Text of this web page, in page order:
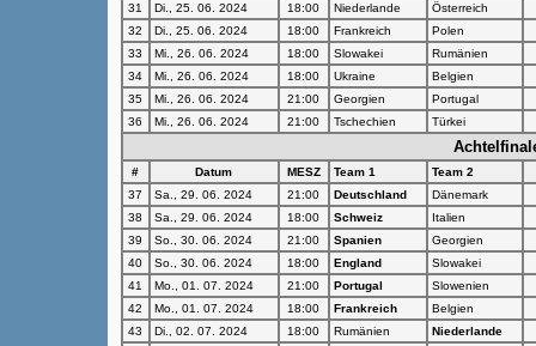
31
Di., 25. 06. 2024 18:00 Niederlande
Österreich
32
Di., 25. 06. 2024 18:00 Frankreich
Polen
33
Mi., 26. 06. 2024 18:00 Slowakei
Rumänien
34
Mi., 26. 06. 2024 18:00 Ukraine
Belgien
35
Mi., 26. 06. 2024 21:00 Georgien
Portugal
36
Mi., 26. 06. 2024 21:00 Tschechien Türkei
# Datum MESZ Team 1
Team 2
37
Sa., 29. 06. 2024 21:00 Deutschland
Dänemark
38
Sa., 29. 06. 2024 18:00 Schweiz
Italien
39
So., 30. 06. 2024 21:00 Spanien
Georgien
40
So., 30. 06. 2024 18:00 England
Slowakei
41
Mo., 01. 07. 2024 21:00 Portugal
Slowenien
42
Mo., 01. 07. 2024 18:00 Frankreich
Belgien
43
Di., 02. 07. 2024 18:00 Rumänien
Niederlande